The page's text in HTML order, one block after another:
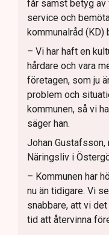
får sämst betyg av
service och
kommunalråd (KD)
– Vi har haft en
hårdare och vara
företagen, som ju
problem och
kommunen, så vi
säger han.
Johan
Näringsliv i
– Kommunen har
nu än tidigare. Vi
snabbare, att vi
tid att återvinna